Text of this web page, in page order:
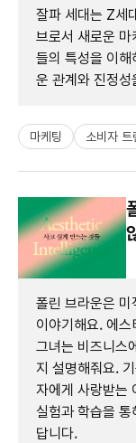
잘파 세대는 Z세
브로서 새로운 마
들의 특성을 이해
운 관계와 진정
마케팅 소비자 트
폴린 브라운은 미
이야기해요. 에
그녀는 비즈니스
지 설명해줘요.
자에게 사랑받는
실험과 학습을 통
답니다.